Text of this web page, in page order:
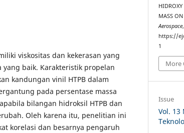
viskositas dan kekerasan yang
baik. Karakteristik propelan
kandungan vinil HTPB dalam
pada persentase massa
bilangan hidroksil HTPB dan
Oleh karena itu, penelitian ini
korelasi dan besarnya pengaruh
HIDROXY
MASS
Aerospace,
https://
1
More
Issue
Vol. 13